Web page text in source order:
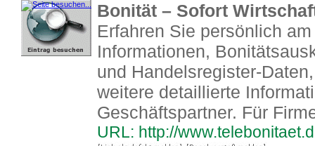
Bonität – Sofort
Erfahren Sie persönlich
Informationen,
und Handelsregister-
weitere detaillierte
Geschäftspartner. Für
URL: http://